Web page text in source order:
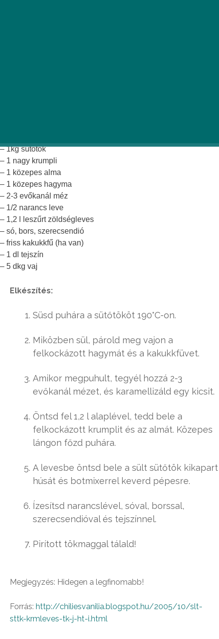
– 1kg sütőtök
– 1 nagy krumpli
– 1 közepes alma
– 1 közepes hagyma
– 2-3 evőkanál méz
– 1/2 narancs leve
– 1,2 l leszűrt zöldségleves
– só, bors, szerecsendió
– friss kakukkfű (ha van)
– 1 dl tejszín
– 5 dkg vaj
Elkészítés:
Süsd puhára a sütőtököt 190°C-on.
Miközben sül, párold meg vajon a
felkockázott hagymát és a kakukkfüvet.
Amikor megpuhult, tegyél hozzá 2-3
evőkanál mézet, és karamellizáld egy kicsit.
Öntsd fel 1,2 l alaplével, tedd bele a
felkockázott krumplit és az almát. Közepes
lángon főzd puhára.
A levesbe öntsd bele a sült sütőtök kikapart
húsát és botmixerrel keverd pépesre.
Ízesítsd narancslével, sóval, borssal,
szerecsendióval és tejszínnel.
Pirított tökmaggal tálald!
Megjegyzés: Hidegen a legfinomabb!
Forrás: http://chiliesvanilia.blogspot.hu/2005/10/slt-
sttk-krmleves-tk-j-ht-i.html